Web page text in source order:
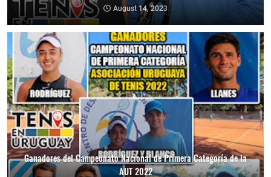
August 14, 2023
Ganadores del Campeonato Nacional de Primera Categoría de la
AUT 2022